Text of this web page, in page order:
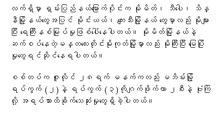
လက်ရှိမှာ ရှမ်းပြည်နယ်မြောက်ပိုင်းက မိုးမိတ်၊ သီပေါ၊ သိန္
နီမြို့နယ်တွေအပြင် မိုင်းယယ်၊ ကျေးသီးမြို့နယ်‌ တွေမှာလည်း မိုးများ
ပြီး ရေကြီးနစ်မြုပ်မှုဖြစ်ပေါ်နေပါတယ်။ မိုးမိတ်မြို့နယ်နဲ့
ဆက်စပ်နေတဲ့မန္တလေးတိုင်းမိုးကုတ်မြို့မှာလည်း မိုးကြီးပြီး မြေပြို
မှုတွေရင်ဆိုင်နေရပါတယ်။
စစ်တပ်က ဇူလိုင် ၂၈ရက် မနက်ကလည်း မဘိမ်းမြို့
ရပ်ကွက် (၂)နဲ့ ရပ်ကွက် (၃)ကိုဂျက်ဖိုက်တာ ၂စီးနဲ့ ဗုံးကြဲ
လို့ အရပ်သားထိခိုက်သေဆုံးမှုတွေရှိခဲ့ပါတယ်။